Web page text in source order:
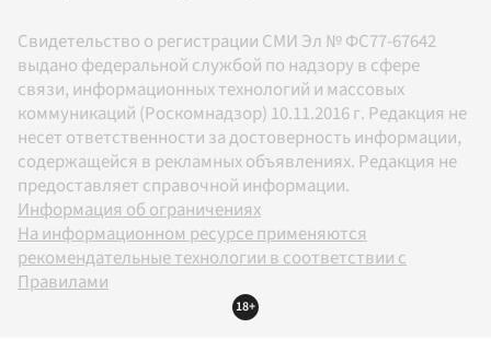
Свидетельство о регистрации СМИ Эл № ФС77-67642
выдано федеральной службой по надзору в сфере
связи, информационных технологий и массовых
коммуникаций (Роскомнадзор) 10.11.2016 г. Редакция не
несет ответственности за достоверность информации,
содержащейся в рекламных объявлениях. Редакция не
предоставляет справочной информации.
Информация об ограничениях
На информационном ресурсе применяются
рекомендательные технологии в соответствии с
Правилами
18+